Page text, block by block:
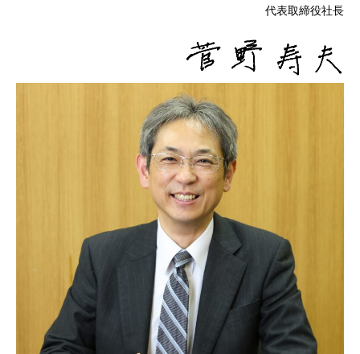
代表取締役社長